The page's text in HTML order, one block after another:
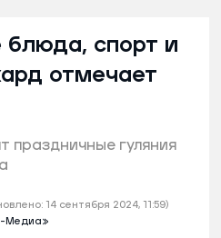
14 сентября 2024, 11:59)
Медиа»
блюда, спорт и
отмечает
праздничные гуляния